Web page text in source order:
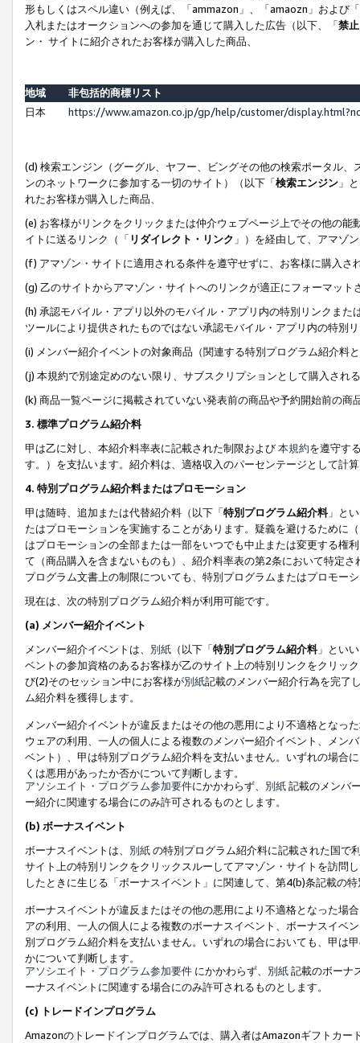
形もしくはスペル違い（例えば、「ammazon」、「amaozn」および
入札またはオークションへの参加を通じて購入した広告（以下、「禁
ン・ サイトに紹介されたお客様が購入した商品、
地域
非包括的商標リスト
日本
https://www.amazon.co.jp/gp/help/customer/
(d) 検索エンジン（グーグル、ヤフー、ビングその他の検索ポータル
ンのネットワークに参加する一切のサイト）（以下「検索エンジン 」
れたお客様が購入した商品、
(e) お客様がリンクをクリックまたは仲介ウェブページ上でその他の
イトに送るリンク（「 リダイレクト・リンク 」）を経由して、アマゾ
(f) アマゾン・サイトに適用される条件を遵守せずに、お客様に購入さ
(g) 乙のサイトからアマゾン・サイトへのリンクが適正にフォーマッ
(h) 承認モバイル・アプリ以外のモバイル・アプリ内の特別リンクま
ツールにより提供されたものではない承認モバイル・アプリ内の特別
(i) メンバー紹介イベントの対象商品（関連する特別プログラム紹介料
(j) 本規約で別途定めのない限り、サブスクリプションとして購入され
(k) 商品一覧ページに掲載されていない発表前の商品や予約開始前の商
3. 標準プログラム紹介料
甲は乙に対し、本紹介料率表に記載された制限および本規約を遵守す
す。）を支払います。紹介料は、適格収入のパーセンテージとして計
4. 特別プログラム紹介料またはプロモーション
甲は随時、追加または代替紹介料（以下「特別プログラム紹介料」と
たはプロモーションを実施することがあります。疑義を避けるために
はプロモーションの全部または一部をいつでも中止または変更する権
て（商品購入を含まないものも）、紹介料率表の第2条において特定
プログラム文書上の制限についても、特別プログラムまたはプロモー
現在は、次の特別プログラム紹介料が利用可能です。
(a) メンバー紹介イベント
メンバー紹介イベントは、 別紙 （以下「特別プログラム紹介料」とい
ベントの参加資格のあるお客様が乙のサイト上の特別リンクをクリッ
び(2)そのセッション中にお客様が別紙記載のメンバー紹介行為を完了
ム紹介料を獲得します。
メンバー紹介イベントが違反またはその他の悪用により不適格となっ
ウェアの利用、一人の個人による複数のメンバー紹介イベント、メン
ベント）、甲は特別プログラム紹介料を支払いません。いずれの場合
くは悪用があったか否かについて判断します。
アソシエイト・プログラム参加要件にかかわらず、 別紙記載のメンバ
ー紹介に関連する場合にのみ許可されるものとします。
(b) ボーナスイベント
ボーナスイベントは、 別紙の特別プログラム紹介料に記載された国で
サイト上の特別リンクをクリックスルーしてアマゾン・サイトを訪問
したときに生じる「ボーナスイベント」に関連して、第4(b)条記載の
ボーナスイベントが違反またはその他の悪用により不適格となった場
アの利用、一人の個人による複数のボーナスイベント、ボーナスイベ
別プログラム紹介料を支払いません。いずれの場合においても、甲は
かについて判断します。
アソシエイト・プログラム参加要件 にかかわらず、 別紙記載のボーナ
ーナスイベントに関連する場合にのみ許可されるものとします。
(c) トレードインプログラム
Amazonのトレードインプログラムでは、購入者はAmazonギフトカ